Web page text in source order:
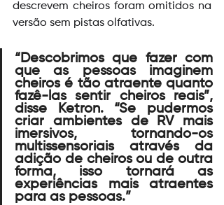
descrevem cheiros foram omitidos na
versão sem pistas olfativas.
“Descobrimos que fazer com
que as pessoas imaginem
cheiros é tão atraente quanto
fazê-las sentir cheiros reais”,
disse Ketron. “Se pudermos
criar ambientes de RV mais
imersivos, tornando-os
multissensoriais através da
adição de cheiros ou de outra
forma, isso tornará as
experiências mais atraentes
para as pessoas.”